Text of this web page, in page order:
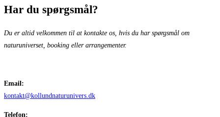
Har du spørgsmål?
Du er altid velkommen til at kontakte os, hvis du har spørgsmål om
naturuniverset, booking eller arrangementer.
Email:
kontakt@kollundnaturunivers.dk
Telefon: